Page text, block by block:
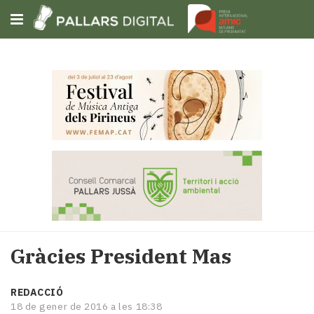
Subscriu-t'hi
Portada
Societat
Política
municipis
Economia
Gràcies President Mas
REDACCIÓ
18 de gener de 2016 a les 18:38